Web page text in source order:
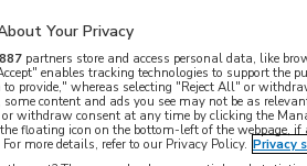
Begin dit jaar kende
om deze vragen te kunnen
internist-nefroloog in
hoorde hij dat hij, samen met
subsidie was bestemd voor het
Your Privacy
887 partners store and access personal data, like
enables tracking technologies to support the
to provide," whereas selecting "Reject All" or
some content and ads you see may not be as
or withdraw consent at any time by clicking the
floating icon on the bottom-left of the webpage,
more details, refer to our Privacy Policy. Privacy